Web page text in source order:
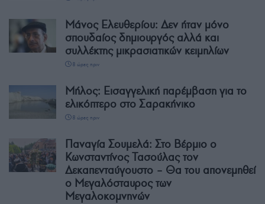
Μάνος Ελευθερίου: Δεν ήταν μόνο
σπουδαίος δημιουργός αλλά και
συλλέκτης μικρασιατικών κειμηλίων
8 ώρες πριν
Μήλος: Εισαγγελική παρέμβαση για το
ελικόπτερο στο Σαρακήνικο
8 ώρες πριν
Παναγία Σουμελά: Στο Βέρμιο ο
Κωνσταντίνος Τασούλας τον
Δεκαπενταύγουστο – Θα του απονεμηθεί
ο Μεγαλόσταυρος των
Μεγαλοκομνηνών